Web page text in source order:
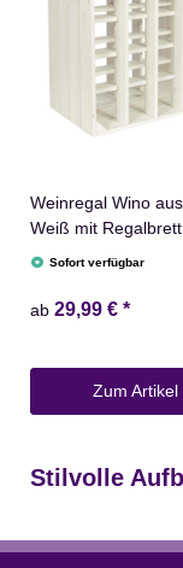
Weinregal Wino
Weiß mit Regalbrett
Sofort verfügbar
ab 29,99 € *
Zum Artikel
Stilvolle